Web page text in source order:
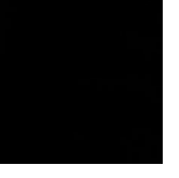
Samo dan
19 ljudi